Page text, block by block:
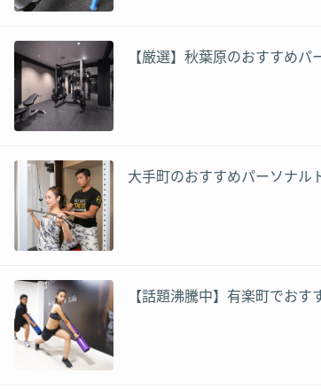
【厳選】秋葉原のおすすめ
大手町のおすすめパーソナル
【話題沸騰中】有楽町でお